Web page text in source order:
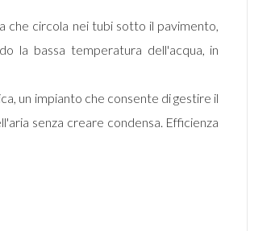
che circola nei tubi sotto il pavimento,
la bassa temperatura dell'acqua, in
un impianto che consente di gestire il
senza creare condensa. Efficienza